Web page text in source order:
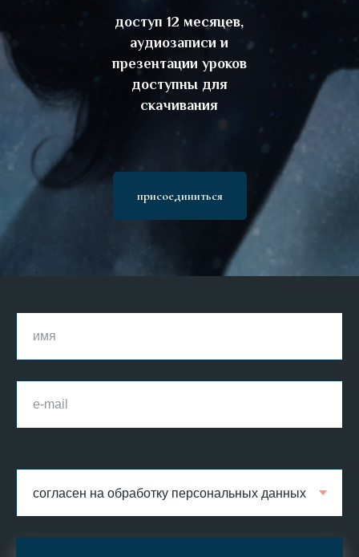
доступ 12 месяцев,
аудиозаписи и
презентации уроков
доступны для
скачивания
присоединиться